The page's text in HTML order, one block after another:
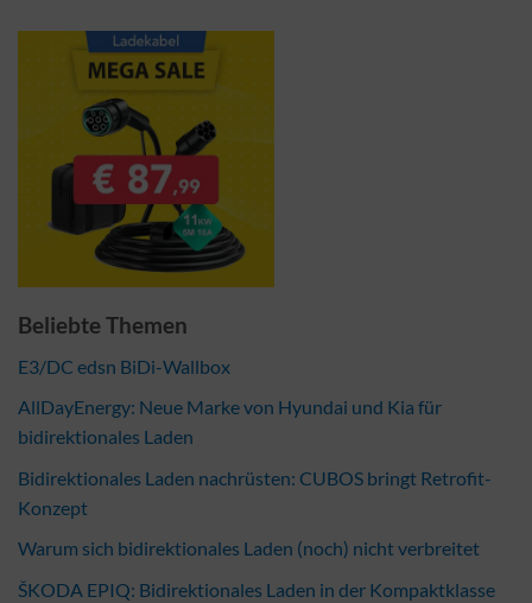
Beliebte Themen
E3/DC edsn BiDi-Wallbox
AllDayEnergy: Neue Marke von Hyundai und Kia für
bidirektionales Laden
Bidirektionales Laden nachrüsten: CUBOS bringt Retrofit-
Konzept
Warum sich bidirektionales Laden (noch) nicht verbreitet
ŠKODA EPIQ: Bidirektionales Laden in der Kompaktklasse